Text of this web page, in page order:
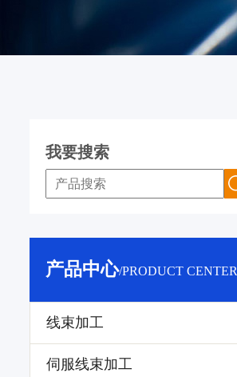
我要搜索
产品中心/PRODUCT CENTER
线束加工
伺服线束加工